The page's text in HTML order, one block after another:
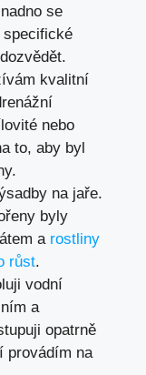
se
specifické
kvalitní
nebo
to, aby byl
na jaře.
byly
a rostliny
růst.
vodní
a
opatrně
provádím na